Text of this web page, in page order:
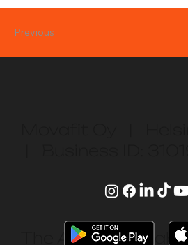
Previous
The App is available